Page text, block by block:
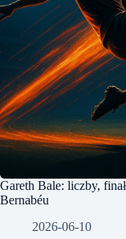
Gareth Bale: liczby,
Bernabéu
2026-06-10